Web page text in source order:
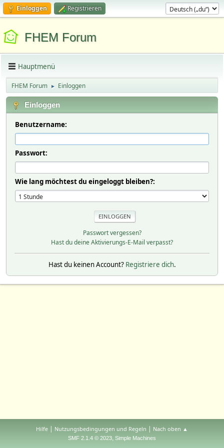
Einloggen Registrieren
FHEM Forum
Hauptmenü
FHEM Forum ► Einloggen
Einloggen
Benutzername:
Passwort:
Wie lang möchtest du eingeloggt bleiben?:
Passwort vergessen?
Hast du deine Aktivierungs-E-Mail verpasst?
Hast du keinen Account? Registriere dich.
Hilfe | Nutzungsbedingungen und Regeln | Nach oben ▲
SMF 2.1.4 © 2023, Simple Machines